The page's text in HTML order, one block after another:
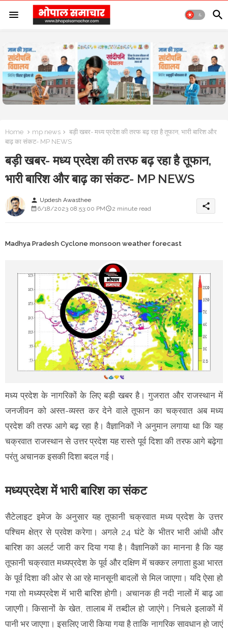
Home mp news
बड़ी खबर- मध्य प्रदेश की तरफ बढ़ रहा है तूफान, भारी बारिश और
बाढ़ का संकट- MP NEWS
बड़ी खबर- मध्य प्रदेश की तरफ बढ़ रहा है तूफान,
भारी बारिश और बाढ़ का संकट- MP NEWS
person Updesh Awasthee
6/18/2023 08:53:00 PM
2 minute read share
Madhya Pradesh Cyclone monsoon weather forecast
मध्य प्रदेश के नागरिकों के लिए बड़ी खबर है। गुजरात और राजस्थान में
जनजीवन को अस्त-व्यस्त कर देने वाले तूफान का चक्रवात अब मध्य
प्रदेश की तरफ आगे बढ़ रहा है। वैज्ञानिकों ने अनुमान लगाया था कि यह
चक्रवात राजस्थान से उत्तर प्रदेश यह रास्ते पूर्व दिशा की तरफ आगे बढ़ेगा
परंतु अचानक इसकी दिशा बदल गई।
मध्यप्रदेश में भारी बारिश का संकट
सैटेलाइट इमेज के अनुसार यह तूफानी चक्रवात मध्य प्रदेश के उत्तर
पश्चिम क्षेत्र से प्रवेश करेगा। अगले 24 घंटे के भीतर भारी आंधी और
बारिश का अलर्ट जारी कर दिया गया है। वैज्ञानिकों का मानना है कि यह
तूफानी चक्रवात मध्यप्रदेश के पूर्व और दक्षिण में चक्कर लगाता हुआ भारत
के पूर्व दिशा की ओर से आ रहे मानसूनी बादलों से मिल जाएगा। यदि ऐसा हो
गया तो मध्यप्रदेश में भारी बारिश होगी। अचानक ही नदी नालों में बाढ़ आ
जाएगी। किसानों के खेत, तालाब में तब्दील हो जाएंगे। निचले इलाकों में
पानी भर जाएगा। इसलिए जारी किया गया है ताकि नागरिक सावधान हो जाएं